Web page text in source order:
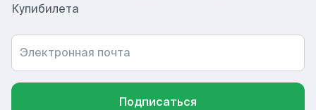
Купибилета
Электронная почта
Подписаться